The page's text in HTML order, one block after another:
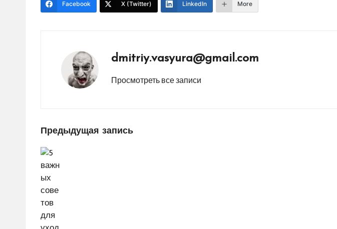
Facebook X (Twitter) LinkedIn More
dmitriy.vasyura@gmail.com
Просмотреть все записи
Навигация
по
записям
Предыдущая запись